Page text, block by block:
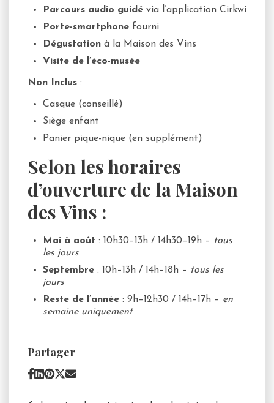
Parcours audio guidé via l’application Cirkwi
Porte-smartphone fourni
Dégustation à la Maison des Vins
Visite de l’éco-musée
Non Inclus :
Casque (conseillé)
Siège enfant
Panier pique-nique (en supplément)
Selon les horaires
d’ouverture de la Maison
des Vins :
Mai à août : 10h30–13h / 14h30–19h – tous
les jours
Septembre : 10h–13h / 14h–18h – tous les
jours
Reste de l’année : 9h–12h30 / 14h–17h – en
semaine uniquement
Partager